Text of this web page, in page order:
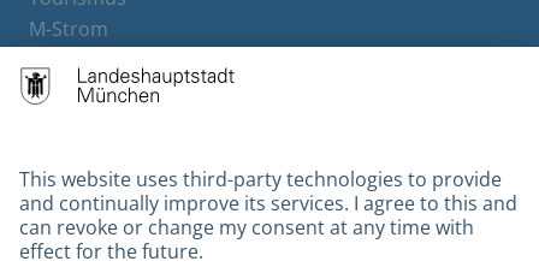
M-Strom
Hotels
Contact
Barrierefreiheit
Leichte Sprache